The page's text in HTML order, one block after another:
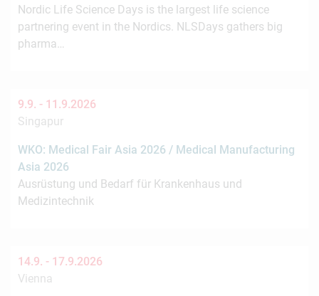
Nordic Life Science Days is the largest life science
partnering event in the Nordics. NLSDays gathers big
pharma…
9.9. - 11.9.2026
Singapur
WKO: Medical Fair Asia 2026 / Medical Manufacturing
Asia 2026
Ausrüstung und Bedarf für Krankenhaus und
Medizintechnik
14.9. - 17.9.2026
Vienna